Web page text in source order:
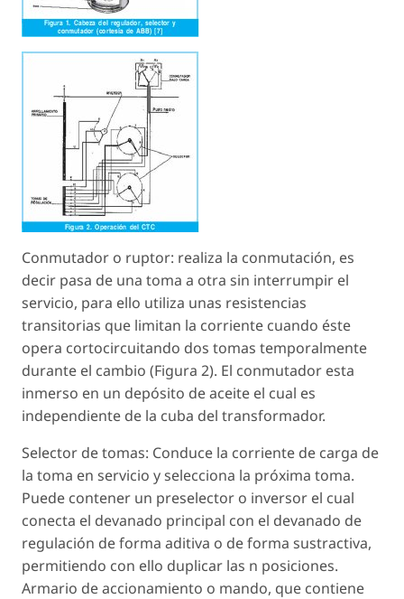
Conmutador o ruptor: realiza la conmutación, es
decir pasa de una toma a otra sin interrumpir el
servicio, para ello utiliza unas resistencias
transitorias que limitan la corriente cuando éste
opera cortocircuitando dos tomas temporalmente
durante el cambio (Figura 2). El conmutador esta
inmerso en un depósito de aceite el cual es
independiente de la cuba del transformador.
Selector de tomas: Conduce la corriente de carga de
la toma en servicio y selecciona la próxima toma.
Puede contener un preselector o inversor el cual
conecta el devanado principal con el devanado de
regulación de forma aditiva o de forma sustractiva,
permitiendo con ello duplicar las n posiciones.
Armario de accionamiento o mando, que contiene